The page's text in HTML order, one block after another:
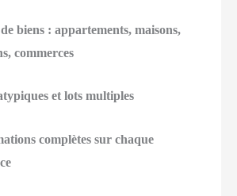
biens : appartements, maisons,
commerces
et lots multiples
complètes sur chaque